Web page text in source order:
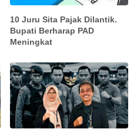
10 Juru Sita Pajak Dilantik.
Bupati Berharap PAD
Meningkat